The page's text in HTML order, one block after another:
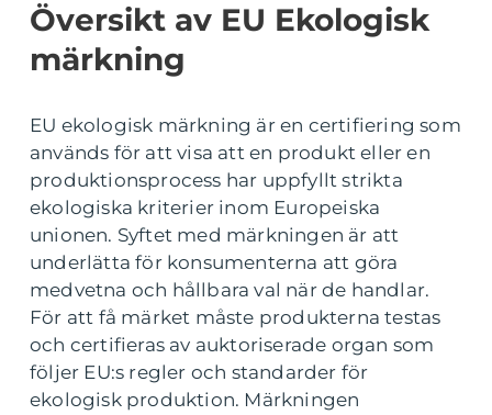
Översikt av EU Ekologisk
märkning
EU ekologisk märkning är en certifiering som
används för att visa att en produkt eller en
produktionsprocess har uppfyllt strikta
ekologiska kriterier inom Europeiska
unionen. Syftet med märkningen är att
underlätta för konsumenterna att göra
medvetna och hållbara val när de handlar.
För att få märket måste produkterna testas
och certifieras av auktoriserade organ som
följer EU:s regler och standarder för
ekologisk produktion. Märkningen